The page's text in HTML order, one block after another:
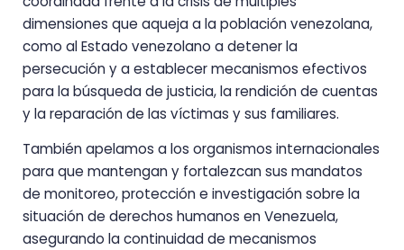
dimensiones que aqueja a la población venezolana,
como al Estado venezolano a detener la
persecución y a establecer mecanismos efectivos
para la búsqueda de justicia, la rendición de cuentas
y la reparación de las víctimas y sus familiares.
También apelamos a los organismos internacionales
para que mantengan y fortalezcan sus mandatos
de monitoreo, protección e investigación sobre la
situación de derechos humanos en Venezuela,
asegurando la continuidad de mecanismos